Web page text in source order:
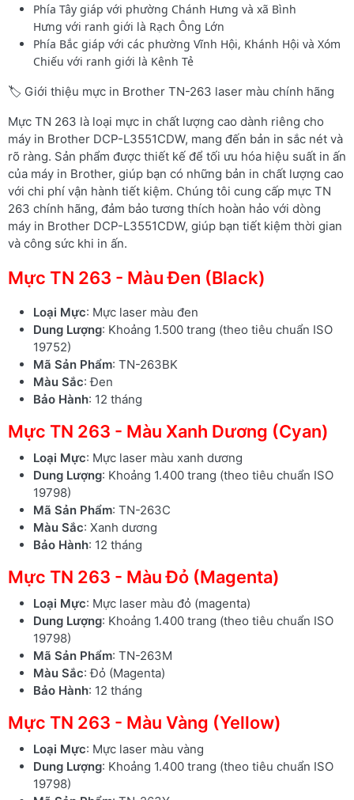
Phía Tây giáp với phường Chánh Hưng và xã Bình
Hưng với ranh giới là Rạch Ông Lớn
Phía Bắc giáp với các phường Vĩnh Hội, Khánh Hội và Xóm
Chiếu với ranh giới là Kênh Tẻ
🏷️ Giới thiệu mực in Brother TN-263 laser màu chính hãng
Mực TN 263 là loại mực in chất lượng cao dành riêng cho
máy in Brother DCP-L3551CDW, mang đến bản in sắc nét và
rõ ràng. Sản phẩm được thiết kế để tối ưu hóa hiệu suất in ấn
của máy in Brother, giúp bạn có những bản in chất lượng cao
với chi phí vận hành tiết kiệm. Chúng tôi cung cấp mực TN
263 chính hãng, đảm bảo tương thích hoàn hảo với dòng
máy in Brother DCP-L3551CDW, giúp bạn tiết kiệm thời gian
và công sức khi in ấn.
Mực TN 263 - Màu Đen (Black)
Loại Mực: Mực laser màu đen
Dung Lượng: Khoảng 1.500 trang (theo tiêu chuẩn ISO
19752)
Mã Sản Phẩm: TN-263BK
Màu Sắc: Đen
Bảo Hành: 12 tháng
Mực TN 263 - Màu Xanh Dương (Cyan)
Loại Mực: Mực laser màu xanh dương
Dung Lượng: Khoảng 1.400 trang (theo tiêu chuẩn ISO
19798)
Mã Sản Phẩm: TN-263C
Màu Sắc: Xanh dương
Bảo Hành: 12 tháng
Mực TN 263 - Màu Đỏ (Magenta)
Loại Mực: Mực laser màu đỏ (magenta)
Dung Lượng: Khoảng 1.400 trang (theo tiêu chuẩn ISO
19798)
Mã Sản Phẩm: TN-263M
Màu Sắc: Đỏ (Magenta)
Bảo Hành: 12 tháng
Mực TN 263 - Màu Vàng (Yellow)
Loại Mực: Mực laser màu vàng
Dung Lượng: Khoảng 1.400 trang (theo tiêu chuẩn ISO
19798)